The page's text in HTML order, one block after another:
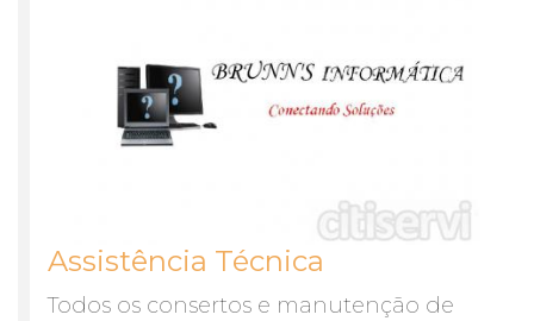
Assistência Técnica
Todos os consertos e manutenção de